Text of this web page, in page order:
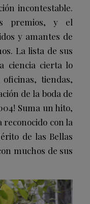
incontestable.
premios, y el
y amantes de
La lista de sus
ciencia cierta lo
oficinas, tiendas,
de la boda de
Suma un hito,
con la
de las Bellas
muchos de sus